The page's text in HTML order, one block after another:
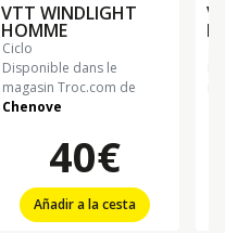
VTT WINDLIGHT
HOMME
ciclo
Disponible dans le
magasin Troc.com de
Chenove
40€
Añadir a la cesta